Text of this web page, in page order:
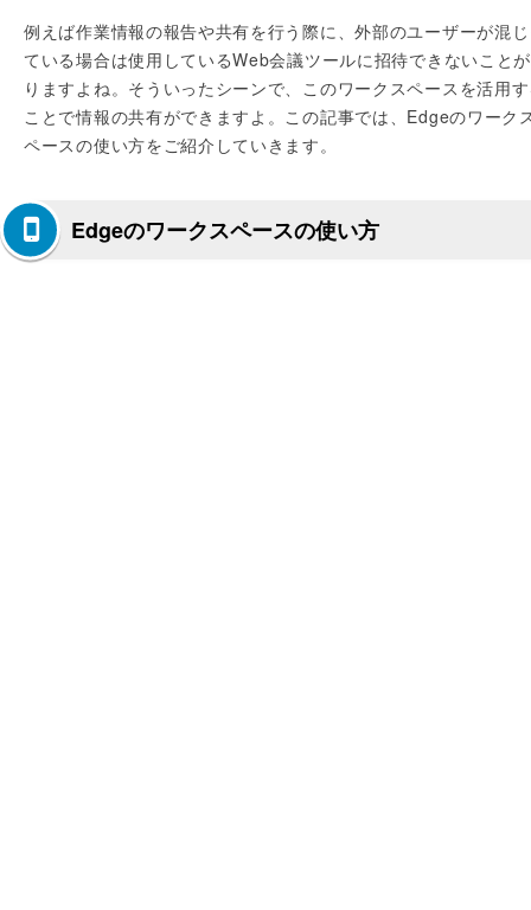
例えば作業情報の報告や共有を行う際に、外部のユーザーが混
ている場合は使用しているWeb会議ツールに招待できないこと
りますよね。そういったシーンで、このワークスペースを活用
ことで情報の共有ができますよ。この記事では、Edgeのワーク
ペースの使い方をご紹介していきます。
Edgeのワークスペースの使い方